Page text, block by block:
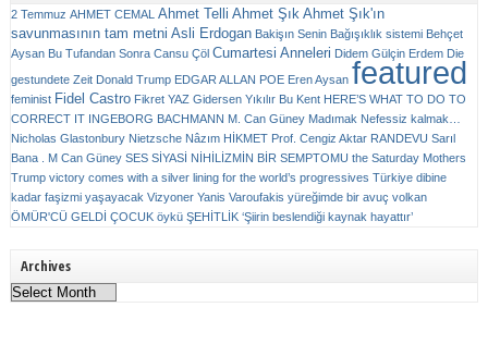
2 Temmuz AHMET CEMAL Ahmet Telli Ahmet Şık Ahmet Şık'ın
savunmasının tam metni Asli Erdogan Bakişın Senin Bağışıklık sistemi Behçet
Aysan Bu Tufandan Sonra Cansu Çöl Cumartesi Anneleri Didem Gülçin Erdem Die
gestundete Zeit Donald Trump EDGAR ALLAN POE Eren Aysan featured
feminist Fidel Castro Fikret YAZ Gidersen Yıkılır Bu Kent HERE’S WHAT TO DO TO
CORRECT IT INGEBORG BACHMANN M. Can Güney Madımak Nefessiz kalmak…
Nicholas Glastonbury Nietzsche Nâzım HİKMET Prof. Cengiz Aktar RANDEVU Sarıl
Bana . M Can Güney SES SİYASİ NİHİLİZMİN BİR SEMPTOMU the Saturday Mothers
Trump victory comes with a silver lining for the world’s progressives Türkiye dibine
kadar faşizmi yaşayacak Vizyoner Yanis Varoufakis yüreğimde bir avuç volkan
ÖMÜR'CÜ GELDİ ÇOCUK öykü ŞEHİTLİK ‘Şiirin beslendiği kaynak hayattır’
Archives
Archives